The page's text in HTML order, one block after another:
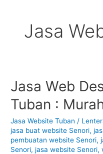
Jasa
Jasa Web
Tuban :
Jasa Website Tuban /
jasa buat website Senori,
pembuatan website Senori,
Senori,jasa website Senori,
Jasa
Web
Design
Senori
–
Tuban